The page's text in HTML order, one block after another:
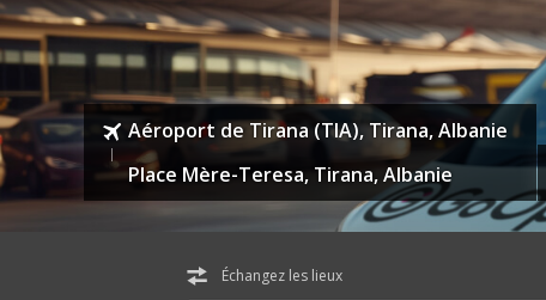
Aéroport de Tirana (TIA), Tirana, Albanie
Place Mère-Teresa, Tirana, Albanie
Échangez les lieux